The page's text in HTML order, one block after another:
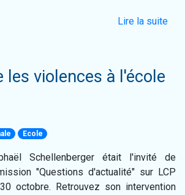
Lire la suite
les violences à l'école
Ecole
Schellenberger était l'invité de
"Questions d'actualité" sur LCP
octobre. Retrouvez son intervention